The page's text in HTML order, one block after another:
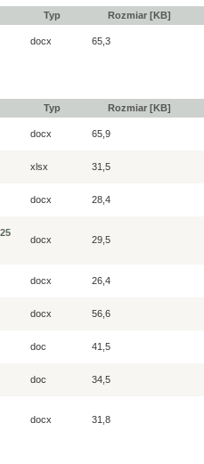
Typ Rozmiar [KB]
docx 65,3
Typ Rozmiar [KB]
docx 65,9
xlsx 31,5
docx 28,4
docx 29,5
docx 26,4
docx 56,6
doc 41,5
doc 34,5
docx 31,8